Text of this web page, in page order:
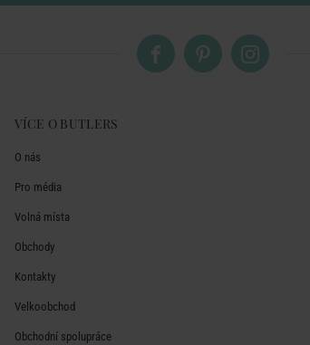
VÍCE O BUTLERS
O nás
Pro média
Volná místa
Obchody
Kontakty
Velkoobchod
Obchodní spolupráce